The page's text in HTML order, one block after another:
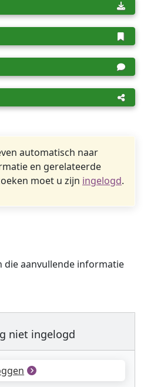
automatisch naar
en gerelateerde
moet u zijn ingelogd.
die aanvullende informatie
niet ingelogd